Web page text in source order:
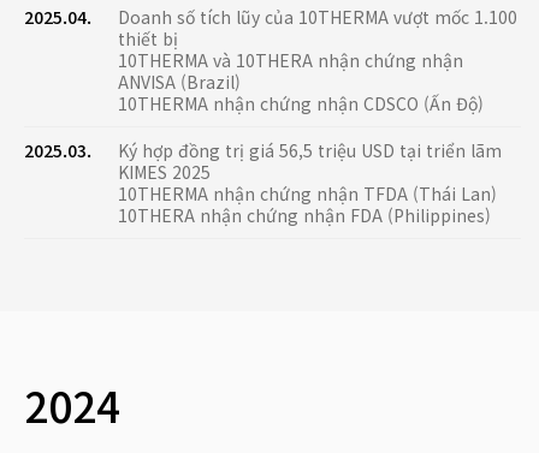
2025.04.
Doanh số tích lũy của 10THERMA vượt mốc 1.100
thiết bị
10THERMA và 10THERA nhận chứng nhận
ANVISA (Brazil)
10THERMA nhận chứng nhận CDSCO (Ấn Độ)
2025.03.
Ký hợp đồng trị giá 56,5 triệu USD tại triển lãm
KIMES 2025
10THERMA nhận chứng nhận TFDA (Thái Lan)
10THERA nhận chứng nhận FDA (Philippines)
2024